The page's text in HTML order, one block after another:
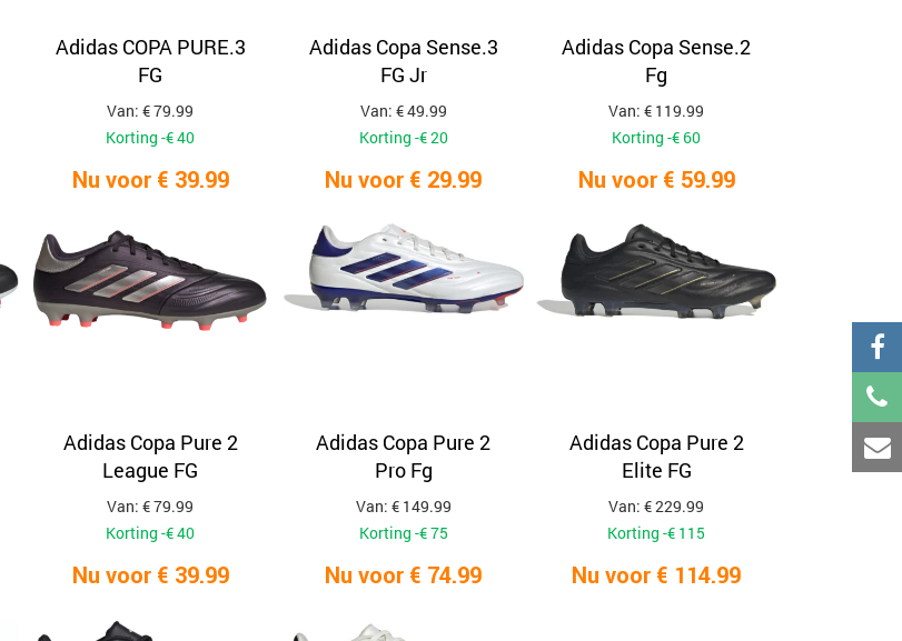
Adidas COPA PURE.3
FG
Van: € 79.99
Korting -€ 40
Nu voor € 39.99
Adidas Copa Sense.3
FG Jr
Van: € 49.99
Korting -€ 20
Nu voor € 29.99
Adidas Copa Sense.2
Fg
Van: € 119.99
Korting -€ 60
Nu voor € 59.99
Adidas Copa Pure 2
League FG
Van: € 79.99
Korting -€ 40
Nu voor € 39.99
Adidas Copa Pure 2
Pro Fg
Van: € 149.99
Korting -€ 75
Nu voor € 74.99
Adidas Copa Pure 2
Elite FG
Van: € 229.99
Korting -€ 115
Nu voor € 114.99